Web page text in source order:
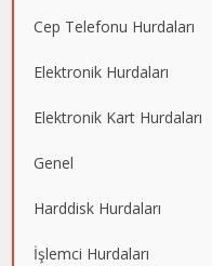
Cep Telefonu Hurdaları
Elektronik Hurdaları
Elektronik Kart Hurdaları
Genel
Harddisk Hurdaları
İşlemci Hurdaları